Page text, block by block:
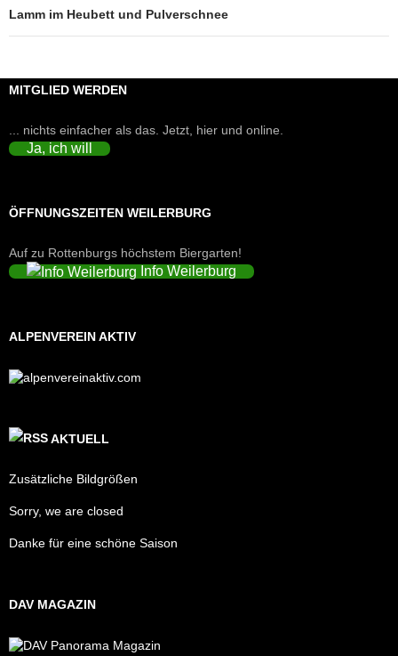
Lamm im Heubett und Pulverschnee
MITGLIED WERDEN
... nichts einfacher als das. Jetzt, hier und online.
Ja, ich will
ÖFFNUNGSZEITEN WEILERBURG
Auf zu Rottenburgs höchstem Biergarten!
Info Weilerburg
ALPENVEREIN AKTIV
AKTUELL
Zusätzliche Bildgrößen
Sorry, we are closed
Danke für eine schöne Saison
DAV MAGAZIN